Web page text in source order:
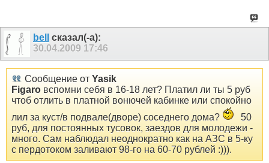
bell
сказал(-а):
30.04.2009 17:46
Сообщение от Yasik
Figaro вспомни себя в 16-18 лет? Платил ли ты 5 руб
чтоб отлить в платной вонючей кабинке или спокойно
лил за куст/в подвале(дворе) соседнего дома?
50
руб, для постоянных тусовок, заездов для молодежи -
много. Сам наблюдал неоднократно как на АЗС в 5-ку
с пердотоком заливают 98-го на 60-70 рублей :))).